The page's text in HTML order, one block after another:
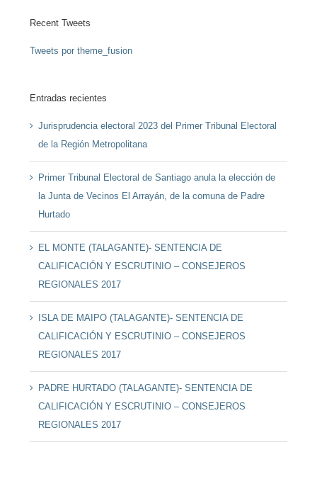
Recent Tweets
Tweets por theme_fusion
Entradas recientes
Jurisprudencia electoral 2023 del Primer Tribunal Electoral
de la Región Metropolitana
Primer Tribunal Electoral de Santiago anula la elección de
la Junta de Vecinos El Arrayán, de la comuna de Padre
Hurtado
EL MONTE (TALAGANTE)- SENTENCIA DE
CALIFICACIÓN Y ESCRUTINIO – CONSEJEROS
REGIONALES 2017
ISLA DE MAIPO (TALAGANTE)- SENTENCIA DE
CALIFICACIÓN Y ESCRUTINIO – CONSEJEROS
REGIONALES 2017
PADRE HURTADO (TALAGANTE)- SENTENCIA DE
CALIFICACIÓN Y ESCRUTINIO – CONSEJEROS
REGIONALES 2017